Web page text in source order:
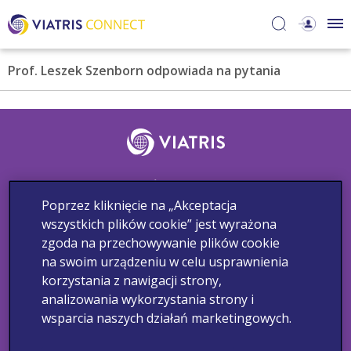
Prof. Leszek Szenborn odpowiada na pytania
Śledź nas
Skontaktuj się z nami
Zgłaszanie działań niepożądanych
Copyright © 2022 Viatris. Wszelkie prawa zastrzeżone.
Poprzez kliknięcie na „Akceptacja
wszystkich plików cookie” jest wyrażona
zgoda na przechowywanie plików cookie
na swoim urządzeniu w celu usprawnienia
korzystania z nawigacji strony,
analizowania wykorzystania strony i
wsparcia naszych działań marketingowych.